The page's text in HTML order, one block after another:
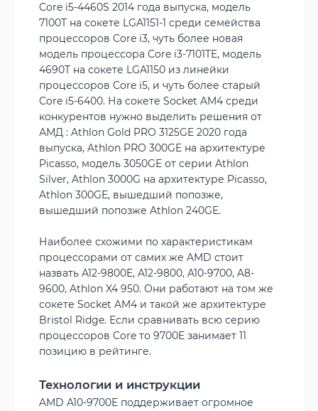
Core i5-4460S 2014 года выпуска, модель
7100T на сокете LGA1151-1 среди семейства
процессоров Core i3, чуть более новая
модель процессора Core i3-7101TE, модель
4690T на сокете LGA1150 из линейки
процессоров Core i5, и чуть более старый
Core i5-6400. На сокете Socket AM4 среди
конкурентов нужно выделить решения от
АМД : Athlon Gold PRO 3125GE 2020 года
выпуска, Athlon PRO 300GE на архитектуре
Picasso, модель 3050GE от серии Athlon
Silver, Athlon 3000G на архитектуре Picasso,
Athlon 300GE, вышедший попозже,
вышедший попозже Athlon 240GE.
Наиболее схожими по характеристикам
процессорами от самих же AMD стоит
назвать A12-9800E, A12-9800, A10-9700, A8-
9600, Athlon X4 950. Они работают на том же
сокете Socket AM4 и такой же архитектуре
Bristol Ridge. Если сравнивать всю серию
процессоров Core то 9700E занимает 11
позицию в рейтинге.
Технологии и инструкции
AMD A10-9700E поддерживает огромное